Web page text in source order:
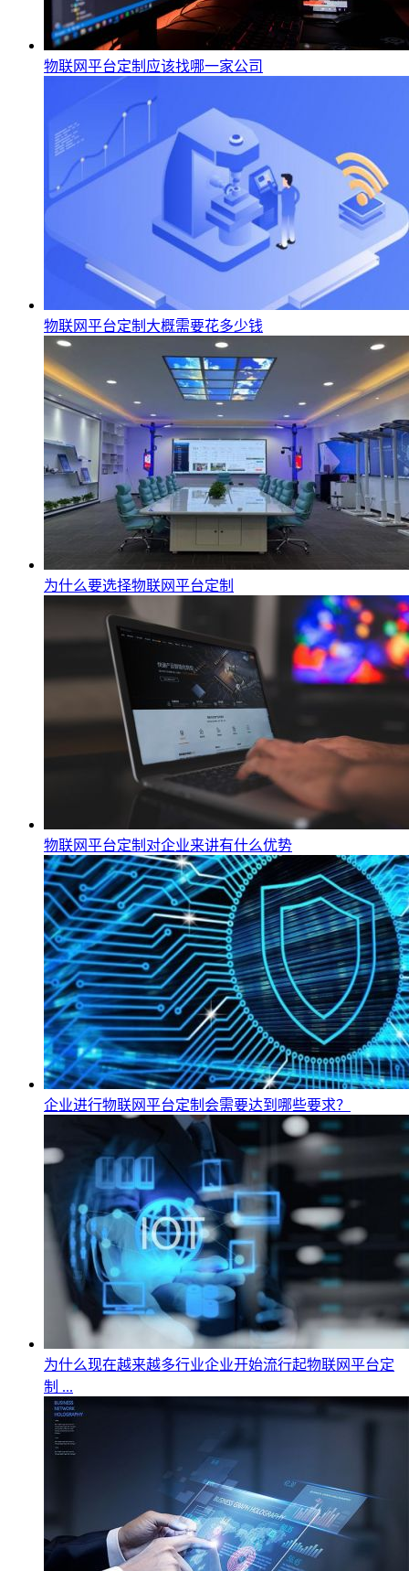
物联网平台定制应该找哪一家公司
物联网平台定制大概需要花多少钱
为什么要选择物联网平台定制
物联网平台定制对企业来讲有什么优势
企业进行物联网平台定制会需要达到哪些要求？
为什么现在越来越多行业企业开始流行起物联网平台定
制 ...